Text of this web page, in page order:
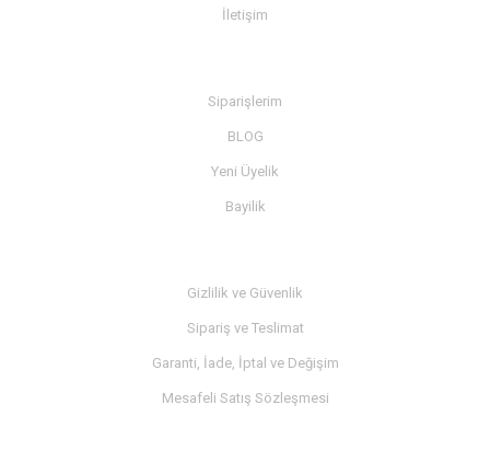
İletişim
Siparişlerim
BLOG
Yeni Üyelik
Bayilik
Gizlilik ve Güvenlik
Sipariş ve Teslimat
Garanti, İade, İptal ve Değişim
Mesafeli Satış Sözleşmesi